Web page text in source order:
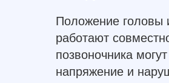
Положение головы
работают
позвоночника
напряжение и